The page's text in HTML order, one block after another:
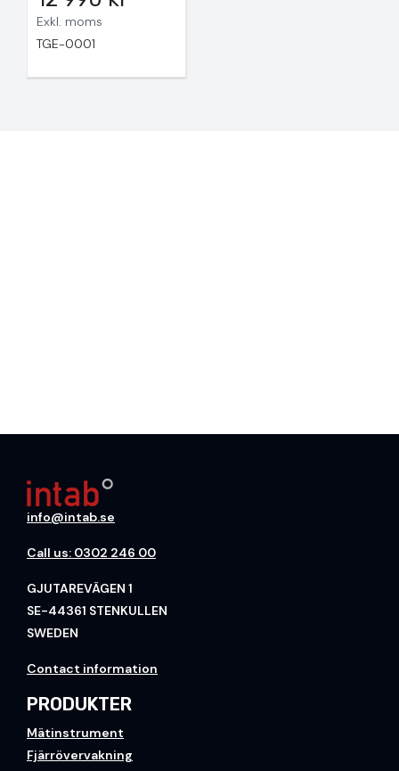
Exkl. moms
TGE-0001
info@intab.se
Call us: 0302 246 00
GJUTAREVÄGEN 1
SE-44361 STENKULLEN
SWEDEN
Contact information
PRODUKTER
Mätinstrument
Fjärrövervakning